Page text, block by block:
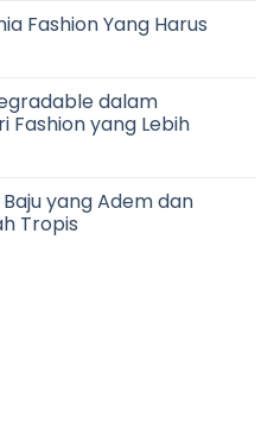
Fashion Yang Harus
dalam
Fashion yang Lebih
yang Adem dan
Tropis